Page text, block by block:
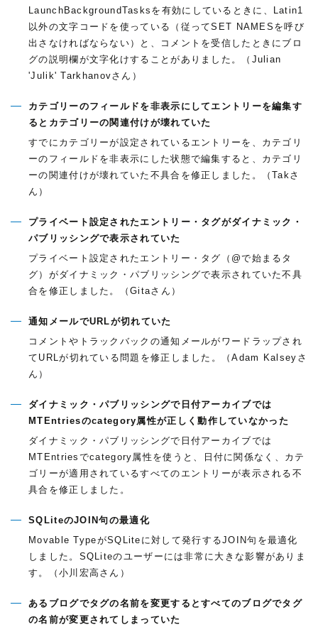
LaunchBackgroundTasksを有効にしているときに、Latin1
以外の文字コードを使っている（従ってSET NAMESを呼び
出さなければならない）と、コメントを受信したときにブロ
グの説明欄が文字化けすることがありました。（Julian
'Julik' Tarkhanovさん）
カテゴリーのフィールドを非表示にしてエントリーを編集す
るとカテゴリーの関連付けが壊れていた
すでにカテゴリーが設定されているエントリーを、カテゴリ
ーのフィールドを非表示にした状態で編集すると、カテゴリ
ーの関連付けが壊れていた不具合を修正しました。（Takさ
ん）
プライベート設定されたエントリー・タグがダイナミック・
パブリッシングで表示されていた
プライベート設定されたエントリー・タグ（@で始まるタ
グ）がダイナミック・パブリッシングで表示されていた不具
合を修正しました。（Gitaさん）
通知メールでURLが切れていた
コメントやトラックバックの通知メールがワードラップされ
てURLが切れている問題を修正しました。（Adam Kalseyさ
ん）
ダイナミック・パブリッシングで日付アーカイブでは
MTEntriesのcategory属性が正しく動作していなかった
ダイナミック・パブリッシングで日付アーカイブでは
MTEntriesでcategory属性を使うと、日付に関係なく、カテ
ゴリーが適用されているすべてのエントリーが表示される不
具合を修正しました。
SQLiteのJOIN句の最適化
Movable TypeがSQLiteに対して発行するJOIN句を最適化
しました。SQLiteのユーザーには非常に大きな影響がありま
す。（小川宏高さん）
あるブログでタグの名前を変更するとすべてのブログでタグ
の名前が変更されてしまっていた